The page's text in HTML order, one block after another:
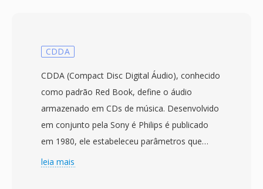
CDDA
CDDA (Compact Disc Digital Áudio), conhecido
como padrão Red Book, define o áudio
armazenado em CDs de música. Desenvolvido
em conjunto pela Sony é Philips é publicado
em 1980, ele estabeleceu parâmetros que
moldaram o áudio digital por décadas: PCM
leia mais